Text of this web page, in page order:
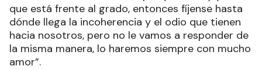
que está frente al grado, entonces fíjense hasta
dónde llega la incoherencia y el odio que tienen
hacia nosotros, pero no le vamos a responder de
la misma manera, lo haremos siempre con mucho
amor”.